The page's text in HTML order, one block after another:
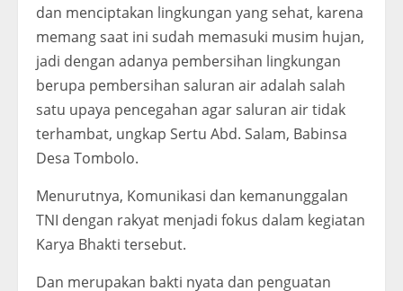
dan menciptakan lingkungan yang sehat, karena
memang saat ini sudah memasuki musim hujan,
jadi dengan adanya pembersihan lingkungan
berupa pembersihan saluran air adalah salah
satu upaya pencegahan agar saluran air tidak
terhambat, ungkap Sertu Abd. Salam, Babinsa
Desa Tombolo.
Menurutnya, Komunikasi dan kemanunggalan
TNI dengan rakyat menjadi fokus dalam kegiatan
Karya Bhakti tersebut.
Dan merupakan bakti nyata dan penguatan